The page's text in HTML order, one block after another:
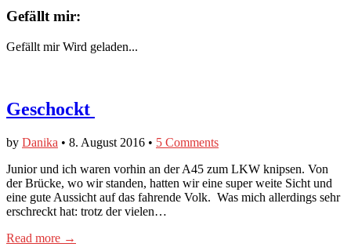
Gefällt mir:
Gefällt mir Wird geladen...
Geschockt
by Danika • 8. August 2016 • 5 Comments
​Junior und ich waren vorhin an der A45 zum LKW knipsen. Von
der Brücke, wo wir standen, hatten wir eine super weite Sicht und
eine gute Aussicht auf das fahrende Volk. Was mich allerdings sehr
erschreckt hat: trotz der vielen…
Read more →